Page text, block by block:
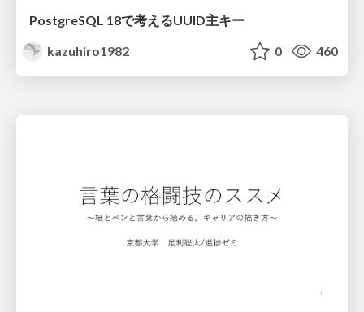
PostgreSQL 18で考えるUUID主キー
kazuhiro1982
0 460